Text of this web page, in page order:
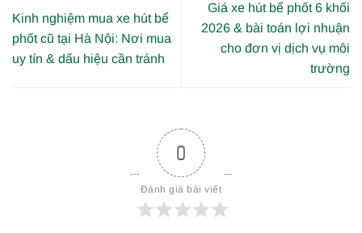
Kinh nghiệm mua xe hút bể
phốt cũ tại Hà Nội: Nơi mua
uy tín & dấu hiệu cần tránh
Giá xe hút bể phốt 6 khối
2026 & bài toán lợi nhuận
cho đơn vị dịch vụ môi
trường
0
Đánh giá bài viết